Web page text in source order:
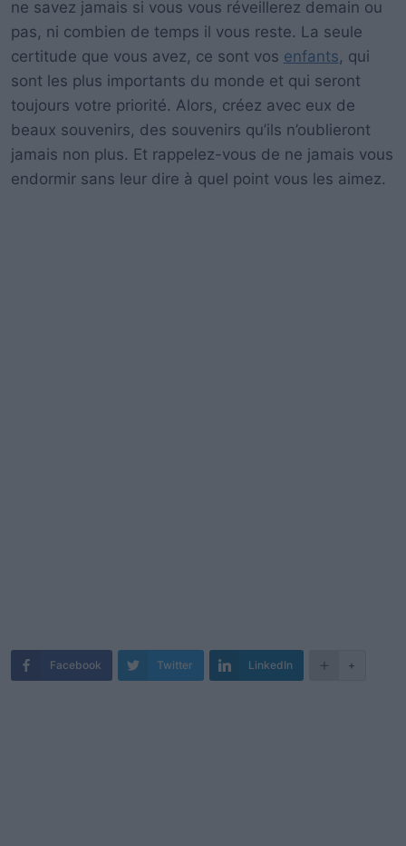
ne savez jamais si vous vous réveillerez demain ou
pas, ni combien de temps il vous reste. La seule
certitude que vous avez, ce sont vos enfants, qui
sont les plus importants du monde et qui seront
toujours votre priorité. Alors, créez avec eux de
beaux souvenirs, des souvenirs qu’ils n’oublieront
jamais non plus. Et rappelez-vous de ne jamais vous
endormir sans leur dire à quel point vous les aimez.
Facebook Twitter LinkedIn +